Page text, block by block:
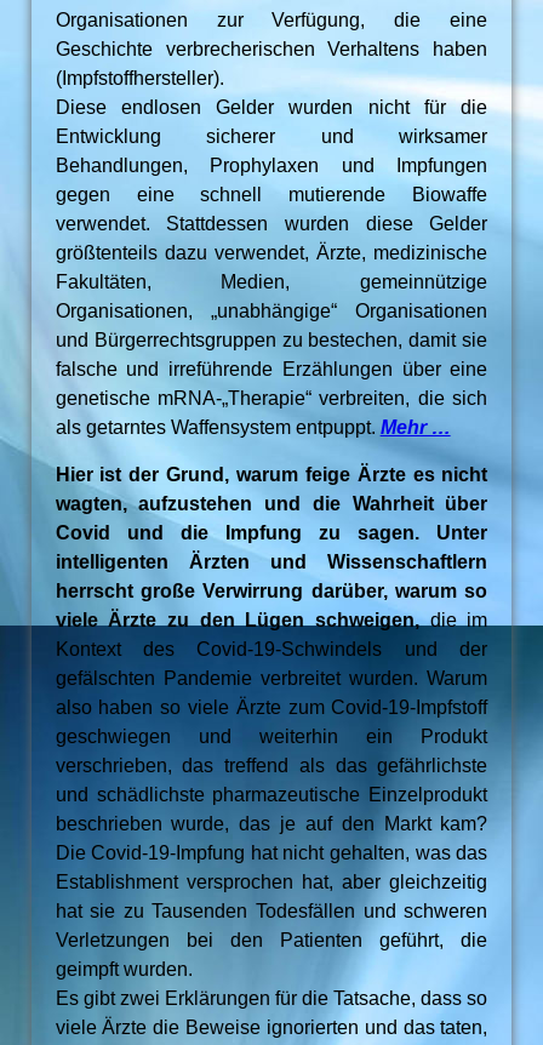
Organisationen zur Verfügung, die eine
Geschichte verbrecherischen Verhaltens haben
(Impfstoffhersteller).
Diese endlosen Gelder wurden nicht für die
Entwicklung sicherer und wirksamer
Behandlungen, Prophylaxen und Impfungen
gegen eine schnell mutierende Biowaffe
verwendet. Stattdessen wurden diese Gelder
größtenteils dazu verwendet, Ärzte, medizinische
Fakultäten, Medien, gemeinnützige
Organisationen, „unabhängige“ Organisationen
und Bürgerrechtsgruppen zu bestechen, damit sie
falsche und irreführende Erzählungen über eine
genetische mRNA-„Therapie“ verbreiten, die sich
als getarntes Waffensystem entpuppt. Mehr …
Hier ist der Grund, warum feige Ärzte es nicht
wagten, aufzustehen und die Wahrheit über
Covid und die Impfung zu sagen. Unter
intelligenten Ärzten und Wissenschaftlern
herrscht große Verwirrung darüber, warum so
viele Ärzte zu den Lügen schweigen,die im
Kontext des Covid-19-Schwindels und der
gefälschten Pandemie verbreitet wurden. Warum
also haben so viele Ärzte zum Covid-19-Impfstoff
geschwiegen und weiterhin ein Produkt
verschrieben, das treffend als das gefährlichste
und schädlichste pharmazeutische Einzelprodukt
beschrieben wurde, das je auf den Markt kam?
Die Covid-19-Impfung hat nicht gehalten, was das
Establishment versprochen hat, aber gleichzeitig
hat sie zu Tausenden Todesfällen und schweren
Verletzungen bei den Patienten geführt, die
geimpft wurden.
Es gibt zwei Erklärungen für die Tatsache, dass so
viele Ärzte die Beweise ignorierten und das taten,